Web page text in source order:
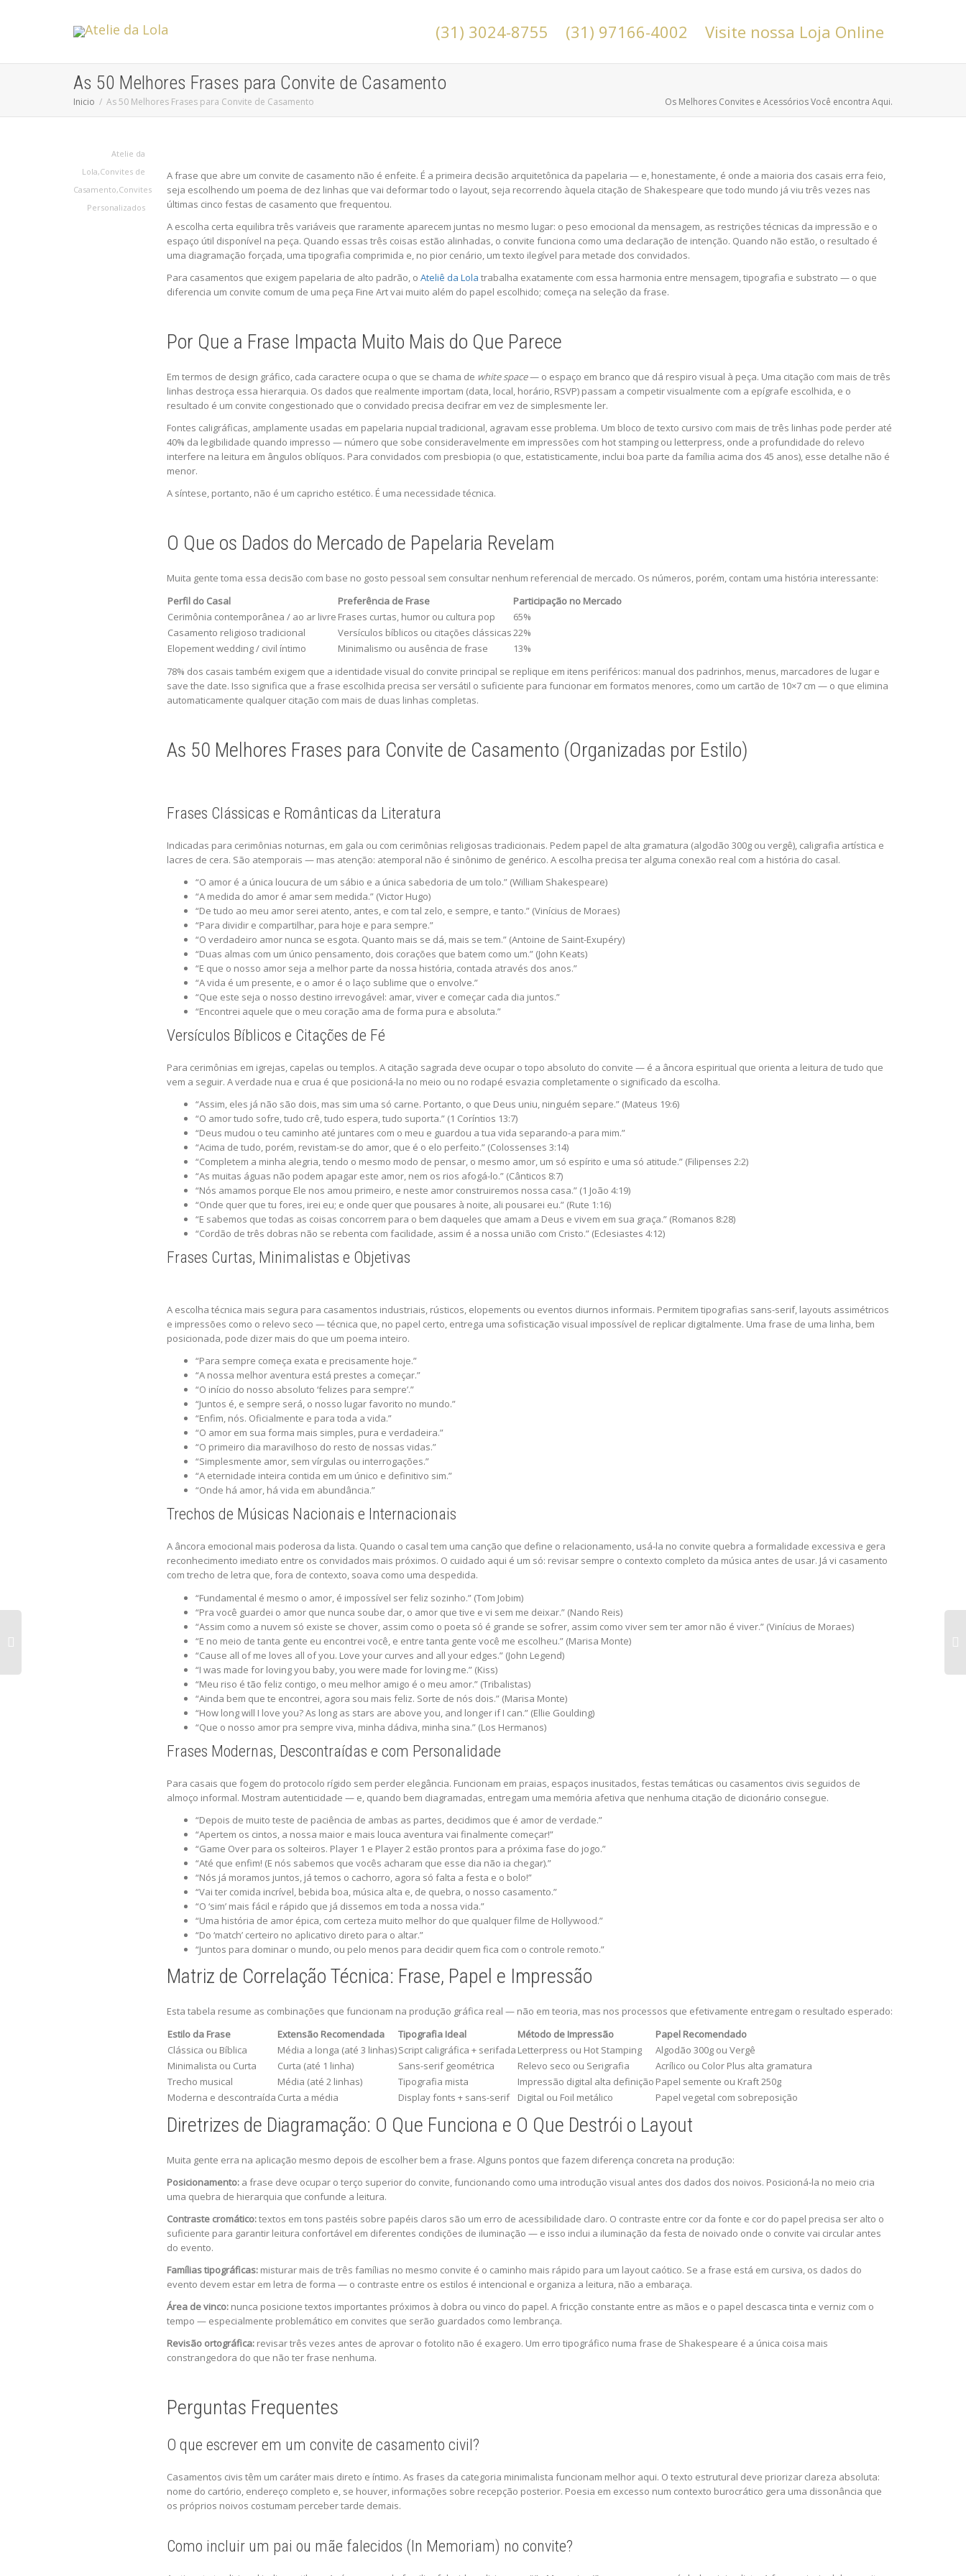
(31) 3024-8755 (31) 97166-4002 Visite nossa Loja Online
As 50 Melhores Frases para Convite de Casamento
Inicio As 50 Melhores Frases para Convite de Casamento Os Melhores Convites e Acessórios Você encontra Aqui.
Atelie da
Lola,Convites de
Casamento,Convites
Personalizados
A frase que abre um convite de casamento não é enfeite. É a primeira decisão arquitetônica da papelaria — e, honestamente, é onde a maioria dos casais erra feio,
seja escolhendo um poema de dez linhas que vai deformar todo o layout, seja recorrendo àquela citação de Shakespeare que todo mundo já viu três vezes nas
últimas cinco festas de casamento que frequentou.
A escolha certa equilibra três variáveis que raramente aparecem juntas no mesmo lugar: o peso emocional da mensagem, as restrições técnicas da impressão e o
espaço útil disponível na peça. Quando essas três coisas estão alinhadas, o convite funciona como uma declaração de intenção. Quando não estão, o resultado é
uma diagramação forçada, uma tipografia comprimida e, no pior cenário, um texto ilegível para metade dos convidados.
Para casamentos que exigem papelaria de alto padrão, o Ateliê da Lola trabalha exatamente com essa harmonia entre mensagem, tipografia e substrato — o que
diferencia um convite comum de uma peça Fine Art vai muito além do papel escolhido; começa na seleção da frase.
Por Que a Frase Impacta Muito Mais do Que Parece
Em termos de design gráfico, cada caractere ocupa o que se chama de white space— o espaço em branco que dá respiro visual à peça. Uma citação com mais de três
linhas destroça essa hierarquia. Os dados que realmente importam (data, local, horário, RSVP) passam a competir visualmente com a epígrafe escolhida, e o
resultado é um convite congestionado que o convidado precisa decifrar em vez de simplesmente ler.
Fontes caligráficas, amplamente usadas em papelaria nupcial tradicional, agravam esse problema. Um bloco de texto cursivo com mais de três linhas pode perder até
40% da legibilidade quando impresso — número que sobe consideravelmente em impressões com hot stamping ou letterpress, onde a profundidade do relevo
interfere na leitura em ângulos oblíquos. Para convidados com presbiopia (o que, estatisticamente, inclui boa parte da família acima dos 45 anos), esse detalhe não é
menor.
A síntese, portanto, não é um capricho estético. É uma necessidade técnica.
O Que os Dados do Mercado de Papelaria Revelam
Muita gente toma essa decisão com base no gosto pessoal sem consultar nenhum referencial de mercado. Os números, porém, contam uma história interessante:
Perfil do Casal
Preferência de Frase
Participação no Mercado
Cerimônia contemporânea / ao ar livre Frases curtas, humor ou cultura pop
65%
Casamento religioso tradicional
Versículos bíblicos ou citações clássicas22%
Elopement wedding / civil íntimo
Minimalismo ou ausência de frase
13%
78% dos casais também exigem que a identidade visual do convite principal se replique em itens periféricos: manual dos padrinhos, menus, marcadores de lugar e
save the date. Isso significa que a frase escolhida precisa ser versátil o suficiente para funcionar em formatos menores, como um cartão de 10×7 cm — o que elimina
automaticamente qualquer citação com mais de duas linhas completas.
As 50 Melhores Frases para Convite de Casamento (Organizadas por Estilo)
Frases Clássicas e Românticas da Literatura
Indicadas para cerimônias noturnas, em gala ou com cerimônias religiosas tradicionais. Pedem papel de alta gramatura (algodão 300g ou vergê), caligrafia artística e
lacres de cera. São atemporais — mas atenção: atemporal não é sinônimo de genérico. A escolha precisa ter alguma conexão real com a história do casal.
“O amor é a única loucura de um sábio e a única sabedoria de um tolo.” (William Shakespeare)
“A medida do amor é amar sem medida.” (Victor Hugo)
“De tudo ao meu amor serei atento, antes, e com tal zelo, e sempre, e tanto.” (Vinícius de Moraes)
“Para dividir e compartilhar, para hoje e para sempre.”
“O verdadeiro amor nunca se esgota. Quanto mais se dá, mais se tem.” (Antoine de Saint-Exupéry)
“Duas almas com um único pensamento, dois corações que batem como um.” (John Keats)
“E que o nosso amor seja a melhor parte da nossa história, contada através dos anos.”
“A vida é um presente, e o amor é o laço sublime que o envolve.”
“Que este seja o nosso destino irrevogável: amar, viver e começar cada dia juntos.”
“Encontrei aquele que o meu coração ama de forma pura e absoluta.”
Versículos Bíblicos e Citações de Fé
Para cerimônias em igrejas, capelas ou templos. A citação sagrada deve ocupar o topo absoluto do convite — é a âncora espiritual que orienta a leitura de tudo que
vem a seguir. A verdade nua e crua é que posicioná-la no meio ou no rodapé esvazia completamente o significado da escolha.
“Assim, eles já não são dois, mas sim uma só carne. Portanto, o que Deus uniu, ninguém separe.” (Mateus 19:6)
“O amor tudo sofre, tudo crê, tudo espera, tudo suporta.” (1 Coríntios 13:7)
“Deus mudou o teu caminho até juntares com o meu e guardou a tua vida separando-a para mim.”
“Acima de tudo, porém, revistam-se do amor, que é o elo perfeito.” (Colossenses 3:14)
“Completem a minha alegria, tendo o mesmo modo de pensar, o mesmo amor, um só espírito e uma só atitude.” (Filipenses 2:2)
“As muitas águas não podem apagar este amor, nem os rios afogá-lo.” (Cânticos 8:7)
“Nós amamos porque Ele nos amou primeiro, e neste amor construiremos nossa casa.” (1 João 4:19)
“Onde quer que tu fores, irei eu; e onde quer que pousares à noite, ali pousarei eu.” (Rute 1:16)
“E sabemos que todas as coisas concorrem para o bem daqueles que amam a Deus e vivem em sua graça.” (Romanos 8:28)
“Cordão de três dobras não se rebenta com facilidade, assim é a nossa união com Cristo.” (Eclesiastes 4:12)
Frases Curtas, Minimalistas e Objetivas
A escolha técnica mais segura para casamentos industriais, rústicos, elopements ou eventos diurnos informais. Permitem tipografias sans-serif, layouts assimétricos
e impressões como o relevo seco — técnica que, no papel certo, entrega uma sofisticação visual impossível de replicar digitalmente. Uma frase de uma linha, bem
posicionada, pode dizer mais do que um poema inteiro.
“Para sempre começa exata e precisamente hoje.”
“A nossa melhor aventura está prestes a começar.”
“O início do nosso absoluto ‘felizes para sempre’.”
“Juntos é, e sempre será, o nosso lugar favorito no mundo.”
“Enfim, nós. Oficialmente e para toda a vida.”
“O amor em sua forma mais simples, pura e verdadeira.”
“O primeiro dia maravilhoso do resto de nossas vidas.”
“Simplesmente amor, sem vírgulas ou interrogações.”
“A eternidade inteira contida em um único e definitivo sim.”
“Onde há amor, há vida em abundância.”
Trechos de Músicas Nacionais e Internacionais
A âncora emocional mais poderosa da lista. Quando o casal tem uma canção que define o relacionamento, usá-la no convite quebra a formalidade excessiva e gera
reconhecimento imediato entre os convidados mais próximos. O cuidado aqui é um só: revisar sempre o contexto completo da música antes de usar. Já vi casamento
com trecho de letra que, fora de contexto, soava como uma despedida.
“Fundamental é mesmo o amor, é impossível ser feliz sozinho.” (Tom Jobim)
“Pra você guardei o amor que nunca soube dar, o amor que tive e vi sem me deixar.” (Nando Reis)
“Assim como a nuvem só existe se chover, assim como o poeta só é grande se sofrer, assim como viver sem ter amor não é viver.” (Vinícius de Moraes)
“E no meio de tanta gente eu encontrei você, e entre tanta gente você me escolheu.” (Marisa Monte)
“Cause all of me loves all of you. Love your curves and all your edges.” (John Legend)
“I was made for loving you baby, you were made for loving me.” (Kiss)
“Meu riso é tão feliz contigo, o meu melhor amigo é o meu amor.” (Tribalistas)
“Ainda bem que te encontrei, agora sou mais feliz. Sorte de nós dois.” (Marisa Monte)
“How long will I love you? As long as stars are above you, and longer if I can.” (Ellie Goulding)
“Que o nosso amor pra sempre viva, minha dádiva, minha sina.” (Los Hermanos)
Frases Modernas, Descontraídas e com Personalidade
Para casais que fogem do protocolo rígido sem perder elegância. Funcionam em praias, espaços inusitados, festas temáticas ou casamentos civis seguidos de
almoço informal. Mostram autenticidade — e, quando bem diagramadas, entregam uma memória afetiva que nenhuma citação de dicionário consegue.
“Depois de muito teste de paciência de ambas as partes, decidimos que é amor de verdade.”
“Apertem os cintos, a nossa maior e mais louca aventura vai finalmente começar!”
“Game Over para os solteiros. Player 1 e Player 2 estão prontos para a próxima fase do jogo.”
“Até que enfim! (E nós sabemos que vocês acharam que esse dia não ia chegar).”
“Nós já moramos juntos, já temos o cachorro, agora só falta a festa e o bolo!”
“Vai ter comida incrível, bebida boa, música alta e, de quebra, o nosso casamento.”
“O ‘sim’ mais fácil e rápido que já dissemos em toda a nossa vida.”
“Uma história de amor épica, com certeza muito melhor do que qualquer filme de Hollywood.”
“Do ‘match’ certeiro no aplicativo direto para o altar.”
“Juntos para dominar o mundo, ou pelo menos para decidir quem fica com o controle remoto.”
Matriz de Correlação Técnica: Frase, Papel e Impressão
Esta tabela resume as combinações que funcionam na produção gráfica real — não em teoria, mas nos processos que efetivamente entregam o resultado esperado:
Estilo da Frase
Extensão Recomendada Tipografia Ideal Método de Impressão
Papel Recomendado
Clássica ou Bíblica
Média a longa (até 3 linhas)Script caligráfica + serifada Letterpress ou Hot Stamping
Algodão 300g ou Vergê
Minimalista ou Curta
Curta (até 1 linha) Sans-serif geométrica Relevo seco ou Serigrafia
Acrílico ou Color Plus alta gramatura
Trecho musical
Média (até 2 linhas) Tipografia mista Impressão digital alta definição Papel semente ou Kraft 250g
Moderna e descontraída Curta a média Display fonts + sans-serif Digital ou Foil metálico Papel vegetal com sobreposição
Diretrizes de Diagramação: O Que Funciona e O Que Destrói o Layout
Muita gente erra na aplicação mesmo depois de escolher bem a frase. Alguns pontos que fazem diferença concreta na produção:
Posicionamento: a frase deve ocupar o terço superior do convite, funcionando como uma introdução visual antes dos dados dos noivos. Posicioná-la no meio cria
uma quebra de hierarquia que confunde a leitura.
Contraste cromático:textos em tons pastéis sobre papéis claros são um erro de acessibilidade claro. O contraste entre cor da fonte e cor do papel precisa ser alto o
suficiente para garantir leitura confortável em diferentes condições de iluminação — e isso inclui a iluminação da festa de noivado onde o convite vai circular antes
do evento.
Famílias tipográficas: misturar mais de três famílias no mesmo convite é o caminho mais rápido para um layout caótico. Se a frase está em cursiva, os dados do
evento devem estar em letra de forma — o contraste entre os estilos é intencional e organiza a leitura, não a embaraça.
Área de vinco: nunca posicione textos importantes próximos à dobra ou vinco do papel. A fricção constante entre as mãos e o papel descasca tinta e verniz com o
tempo — especialmente problemático em convites que serão guardados como lembrança.
Revisão ortográfica: revisar três vezes antes de aprovar o fotolito não é exagero. Um erro tipográfico numa frase de Shakespeare é a única coisa mais
constrangedora do que não ter frase nenhuma.
Perguntas Frequentes
O que escrever em um convite de casamento civil?
Casamentos civis têm um caráter mais direto e íntimo. As frases da categoria minimalista funcionam melhor aqui. O texto estrutural deve priorizar clareza absoluta:
nome do cartório, endereço completo e, se houver, informações sobre recepção posterior. Poesia em excesso num contexto burocrático gera uma dissonância que
os próprios noivos costumam perceber tarde demais.
Como incluir um pai ou mãe falecidos (In Memoriam) no convite?